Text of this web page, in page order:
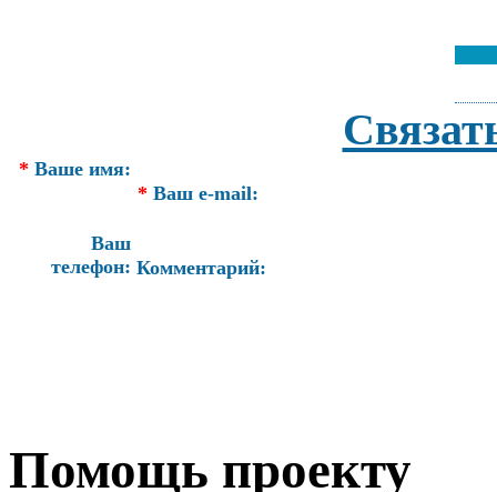
* Ваше имя:
* Ваш e-mail:
Ваш
телефон: Комментарий:
Помощь проекту